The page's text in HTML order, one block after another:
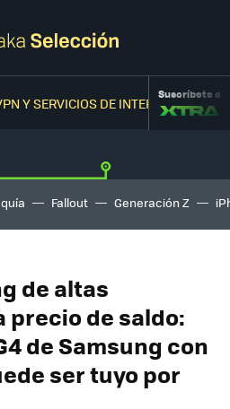
Y SERVICIOS DE INTERNETSuscríbete a
Fallout Generación Z
de altas
precio de saldo:
de Samsung con
ser tuyo por